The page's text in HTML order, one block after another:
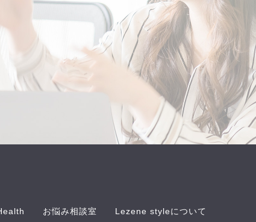
お悩み相談室 Lezene styleについて